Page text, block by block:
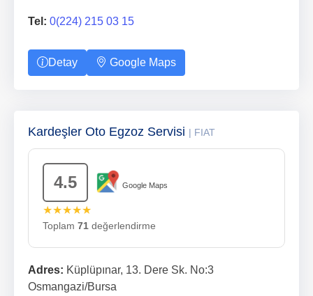
Tel: 0(224) 215 03 15
Detay Google Maps
Kardeşler Oto Egzoz Servisi | FIAT
4.5 Google Maps
★★★★★
Toplam 71 değerlendirme
Adres: Küplüpınar, 13. Dere Sk. No:3
Osmangazi/Bursa